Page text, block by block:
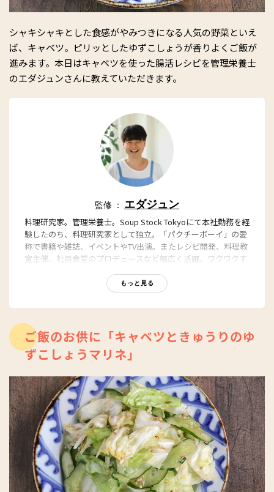
シャキシャキとした食感がやみつきになる人気の野菜といえ
ば、キャベツ。ピリッとしたゆずこしょうが香りよくご飯が
進みます。本日はキャベツを使った腸活レシピを管理栄養士
のエダジュンさんに教えていただきます。
監修 ： エダジュン
料理研究家。管理栄養士。Soup Stock Tokyoにて本社勤務を経
験したのち、料理研究家として独立。「パクチーボーイ」の愛
称で書籍や雑誌、イベントやTV出演。またレシピ開発、料理教
室主催、社員食堂のプロデュースなど幅広く活躍。ワクワクす
ピブック』（PARCO出版）、『野菜たっぷり具だくさんの主役
スープ150』（誠文堂新光社）がある。
ホームページ
もっと見る
ご飯のお供に「キャベツときゅうりのゆ
ずこしょうマリネ」